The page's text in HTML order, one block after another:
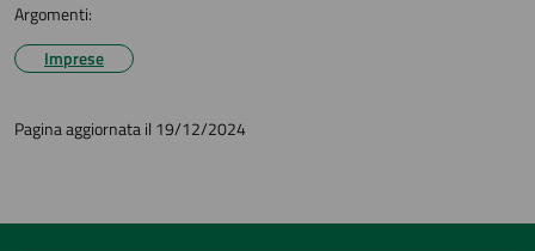
Argomenti:
Imprese
Pagina aggiornata il 19/12/2024